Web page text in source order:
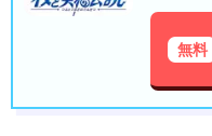
無料